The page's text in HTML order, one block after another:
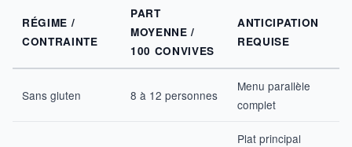
RÉGIME /
CONTRAINTE
PART
MOYENNE /
100 CONVIVES
ANTICIPATION
REQUISE
Sans gluten 8 à 12 personnes
Menu parallèle
complet
Plat principal